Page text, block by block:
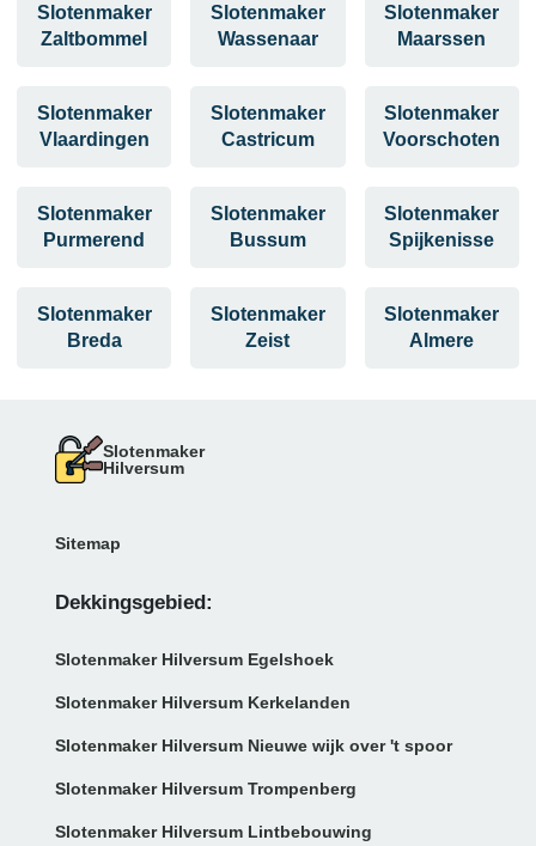
Slotenmaker
Zaltbommel
Slotenmaker
Wassenaar
Slotenmaker
Maarssen
Slotenmaker
Vlaardingen
Slotenmaker
Castricum
Slotenmaker
Voorschoten
Slotenmaker
Purmerend
Slotenmaker
Bussum
Slotenmaker
Spijkenisse
Slotenmaker
Breda
Slotenmaker
Zeist
Slotenmaker
Almere
Slotenmaker
Hilversum
Sitemap
Dekkingsgebied:
Slotenmaker Hilversum Egelshoek
Slotenmaker Hilversum Kerkelanden
Slotenmaker Hilversum Nieuwe wijk over 't spoor
Slotenmaker Hilversum Trompenberg
Slotenmaker Hilversum Lintbebouwing